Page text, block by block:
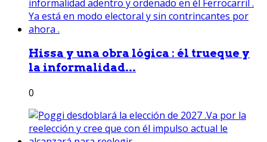
Hissa y una obra lógica : él trueque y
la informalidad...
0